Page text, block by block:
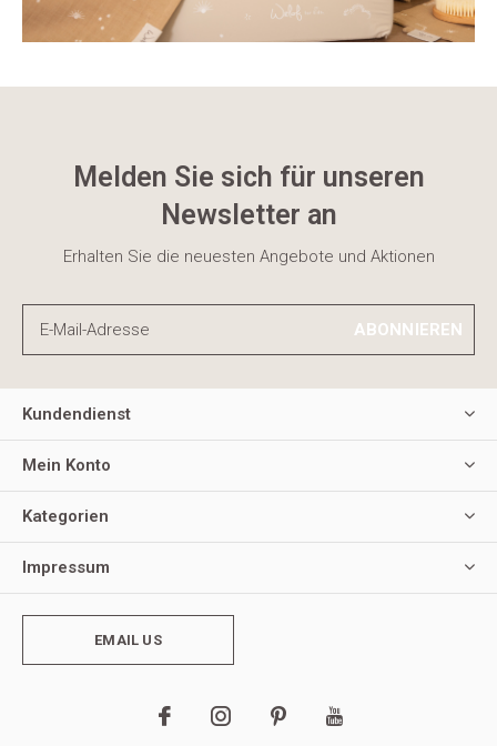
Melden Sie sich für unseren
Newsletter an
Erhalten Sie die neuesten Angebote und Aktionen
ABONNIEREN
Kundendienst
Mein Konto
Kategorien
Impressum
EMAIL US